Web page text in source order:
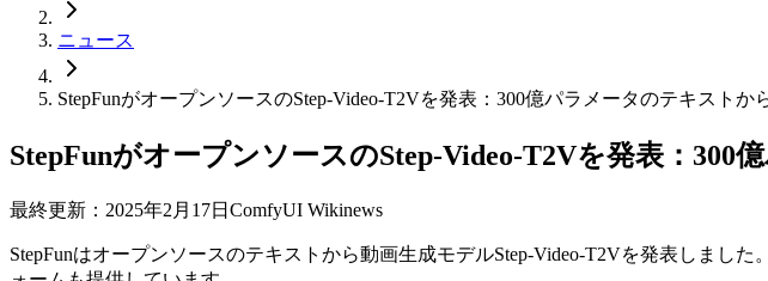
ニュース
StepFunがオープンソースのStep-Video-T2Vを発表：300億パラメータのテキストか
StepFunがオープンソースのStep-Video-T2Vを発表：
最終更新：2025年2月17日 ComfyUI Wikinews
StepFunはオープンソースのテキストから動画生成モデルStep-Video-T2Vを発表しまし